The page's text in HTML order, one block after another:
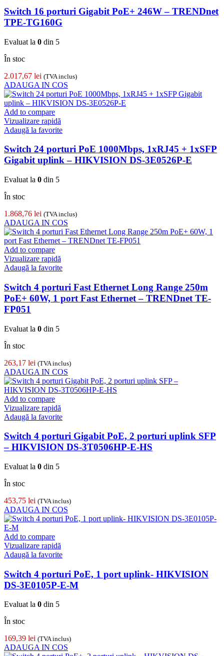
Switch 16 porturi Gigabit PoE+ 246W – TRENDnet
TPE-TG160G
Evaluat la 0 din 5
În stoc
2.017,67 lei (TVA inclus)
ADAUGA IN COS
Add to compare
Vizualizare rapidă
Adaugă la favorite
Switch 24 porturi PoE 1000Mbps, 1xRJ45 + 1xSFP
Gigabit uplink – HIKVISION DS-3E0526P-E
Evaluat la 0 din 5
În stoc
1.868,76 lei (TVA inclus)
ADAUGA IN COS
Add to compare
Vizualizare rapidă
Adaugă la favorite
Switch 4 porturi Fast Ethernet Long Range 250m
PoE+ 60W, 1 port Fast Ethernet – TRENDnet TE-
FP051
Evaluat la 0 din 5
În stoc
263,17 lei (TVA inclus)
ADAUGA IN COS
Add to compare
Vizualizare rapidă
Adaugă la favorite
Switch 4 porturi Gigabit PoE, 2 porturi uplink SFP
– HIKVISION DS-3T0506HP-E-HS
Evaluat la 0 din 5
În stoc
453,75 lei (TVA inclus)
ADAUGA IN COS
Add to compare
Vizualizare rapidă
Adaugă la favorite
Switch 4 porturi PoE, 1 port uplink- HIKVISION
DS-3E0105P-E-M
Evaluat la 0 din 5
În stoc
169,39 lei (TVA inclus)
ADAUGA IN COS